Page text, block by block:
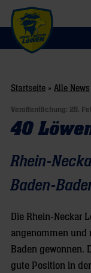
Startseite » Alle News
Veröffentlichung: 25.
40
Rhein-
Baden-
Die Rhein-Neckar
angenommen und
Baden gewonnen.
gute Position in